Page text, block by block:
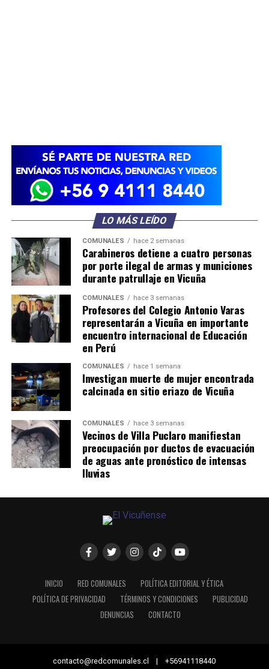
LO MÁS LEÍDO
COMUNALES hace 2 semanas
Carabineros detiene a cuatro personas
por porte ilegal de armas y municiones
durante patrullaje en Vicuña
COMUNALES hace 3 semanas
Profesores del Colegio Antonio Varas
representarán a Vicuña en importante
encuentro internacional de Educación
en Perú
COMUNALES hace 1 semana
Investigan muerte de mujer encontrada
calcinada en sitio eriazo de Vicuña
COMUNALES hace 3 semanas
Vecinos de Villa Puclaro manifiestan
preocupación por ductos de evacuación
de aguas ante pronóstico de intensas
lluvias
INICIO RED COMUNALES
POLÍTICA EDITORIAL Y ÉTICA
POLÍTICA DE PRIVACIDAD
TÉRMINOS Y CONDICIONES
PUBLICIDAD
DENUNCIAS
CONTACTO
contacto@redcomunales.cl | +56941118440